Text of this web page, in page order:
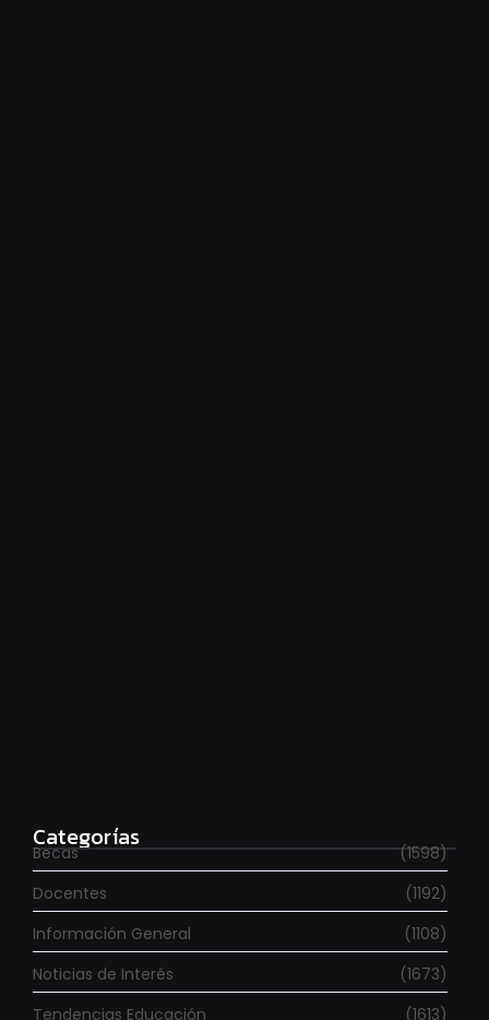
Categorías
Becas
(1598)
Docentes
(1192)
Información General
(1108)
Noticias de Interés
(1673)
Tendencias Educación
(1613)